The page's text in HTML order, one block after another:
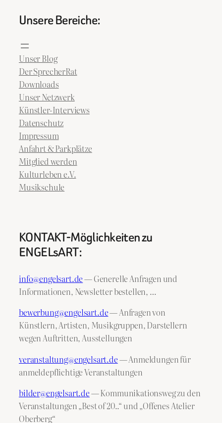
Unsere Bereiche:
Unser Blog
Der SprecherRat
Downloads
Unser Netzwerk
Künstler-Interviews
Datenschutz
Impressum
Anfahrt & Parkplätze
Mitglied werden
Kulturleben e.V.
Musikschule
KONTAKT-Möglichkeiten zu
ENGELsART:
info@engelsart.de— Generelle Anfragen und
Informationen, Newsletter bestellen, …
bewerbung@engelsart.de— Anfragen von
Künstlern, Artisten, Musikgruppen, Darstellern
wegen Auftritten, Ausstellungen
veranstaltung@engelsart.de— Anmeldungen für
anmeldepflichtige Veranstaltungen
bilder@engelsart.de— Kommunikationsweg zu den
Veranstaltungen „Best of 20..“ und „Offenes Atelier
Oberberg“